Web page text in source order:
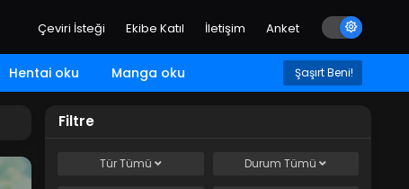
Çeviri İsteği Ekibe Katıl İletişim Anket
Hentai oku Manga oku Şaşırt Beni!
Filtre
TürTümü DurumTümü